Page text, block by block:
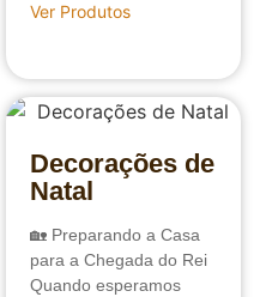
Ver Produtos
Decorações de
Natal
🏡 Preparando a Casa
para a Chegada do Rei
Quando esperamos